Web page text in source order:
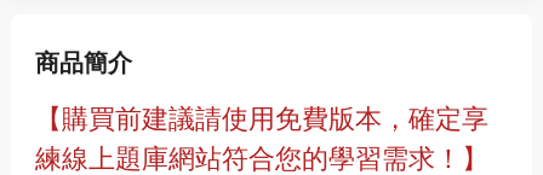
商品簡介
【購買前建議請使用免費版本，確定享
練線上題庫網站符合您的學習需求！】